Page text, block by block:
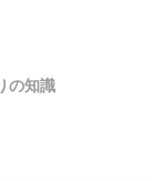
の知識